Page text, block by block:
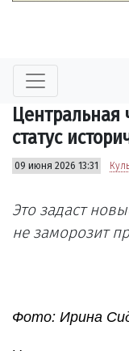
Центральная
статус
09 июня 2026 13:31
Это задаст
не заморозит
Фото: Ирина